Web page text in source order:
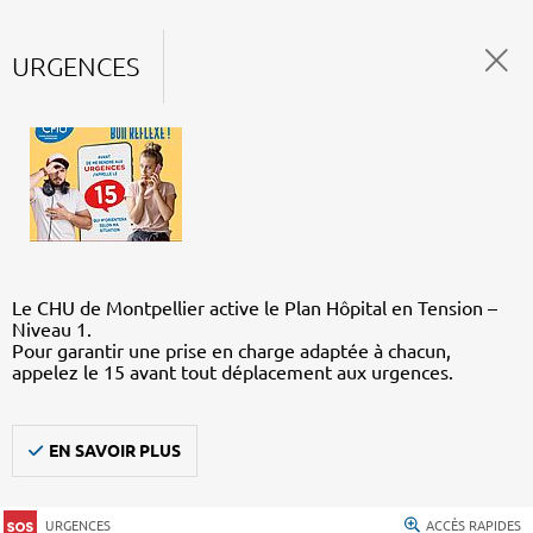
URGENCES
Le CHU de Montpellier active le Plan Hôpital en Tension –
Niveau 1.
Pour garantir une prise en charge adaptée à chacun,
appelez le 15 avant tout déplacement aux urgences.
EN SAVOIR PLUS
URGENCES ACCÈS RAPIDES